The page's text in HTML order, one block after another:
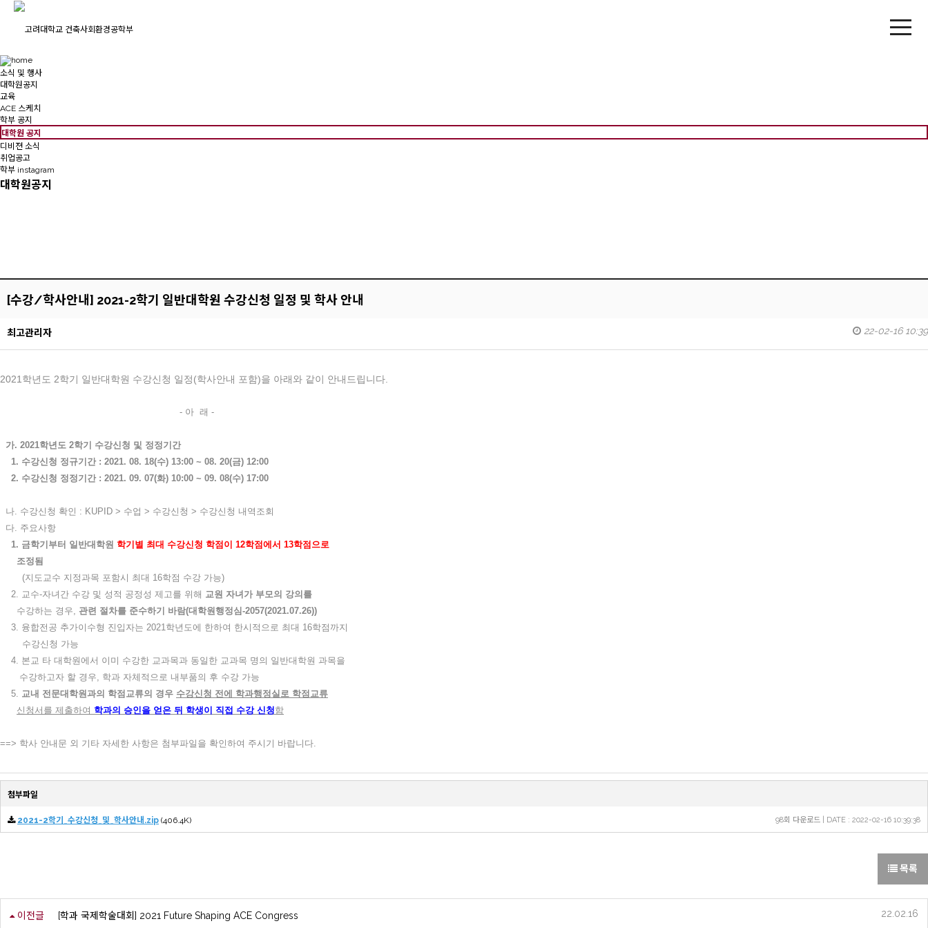
소식 및 행사
대학원공지
교육
ACE 스케치
학부 공지
대학원 공지
디비젼 소식
취업공고
학부 instagram
대학원공지
[수강/학사안내] 2021-2학기 일반대학원 수강신청 일정 및 학사 안내
최고관리자 22-02-16 10:39
2021학년도 2학기 일반대학원 수강신청 일정(학사안내 포함)을 아래와 같이 안내드립니다.
- 아 래 -
가. 2021학년도 2학기 수강신청 및 정정기간
1. 수강신청 정규기간 : 2021. 08. 18(수) 13:00 ~ 08. 20(금) 12:00
2. 수강신청 정정기간 : 2021. 09. 07(화) 10:00 ~ 09. 08(수) 17:00
나. 수강신청 확인 : KUPID > 수업 > 수강신청 > 수강신청 내역조회
다. 주요사항
1. 금학기부터 일반대학원 학기별 최대 수강신청 학점이 12학점에서 13학점으로
조정됨
(지도교수 지정과목 포함시 최대 16학점 수강 가능)
2. 교수-자녀간 수강 및 성적 공정성 제고를 위해 교원 자녀가 부모의 강의를
수강하는 경우, 관련 절차를 준수하기 바람(대학원행정심-2057(2021.07.26))
3. 융합전공 추가이수형 진입자는 2021학년도에 한하여 한시적으로 최대 16학점까지
수강신청 가능
4. 본교 타 대학원에서 이미 수강한 교과목과 동일한 교과목 명의 일반대학원 과목을
수강하고자 할 경우, 학과 자체적으로 내부품의 후 수강 가능
5. 교내 전문대학원과의 학점교류의 경우 수강신청 전에 학과행정실로 학점교류
신청서를 제출하여 학과의 승인을 얻은 뒤 학생이 직접 수강 신청함
==> 학사 안내문 외 기타 자세한 사항은 첨부파일을 확인하여 주시기 바랍니다.
첨부파일
2021-2학기_수강신청_및_학사안내.zip (406.4K) 98회 다운로드 | DATE : 2022-02-16 10:39:38
목록
이전글 [학과 국제학술대회] 2021 Future Shaping ACE Congress 22.02.16